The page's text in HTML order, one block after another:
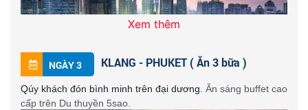
Xem thêm
NGÀY 3 KLANG - PHUKET ( Ăn 3 bữa )
Qúy khách đón bình minh trên đại dương. Ăn sáng buffet cao
cấp trên Du thuyền 5sao.